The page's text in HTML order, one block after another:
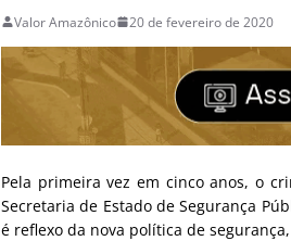
Valor Amazônico 20 de fevereiro de 2020
Pela primeira vez em cinco anos, o
Secretaria de Estado de Segurança
é reflexo da nova política de